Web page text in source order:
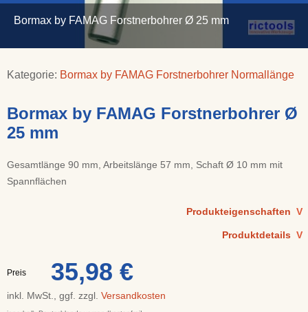
Bormax by FAMAG Forstnerbohrer Ø 25 mm
Kategorie: Bormax by FAMAG Forstnerbohrer Normallänge
Bormax by FAMAG Forstnerbohrer Ø
25 mm
Gesamtlänge 90 mm, Arbeitslänge 57 mm, Schaft Ø 10 mm mit
Spannflächen
Produkteigenschaften V
Produktdetails V
Preis 35,98 €
inkl. MwSt., ggf. zzgl. Versandkosten